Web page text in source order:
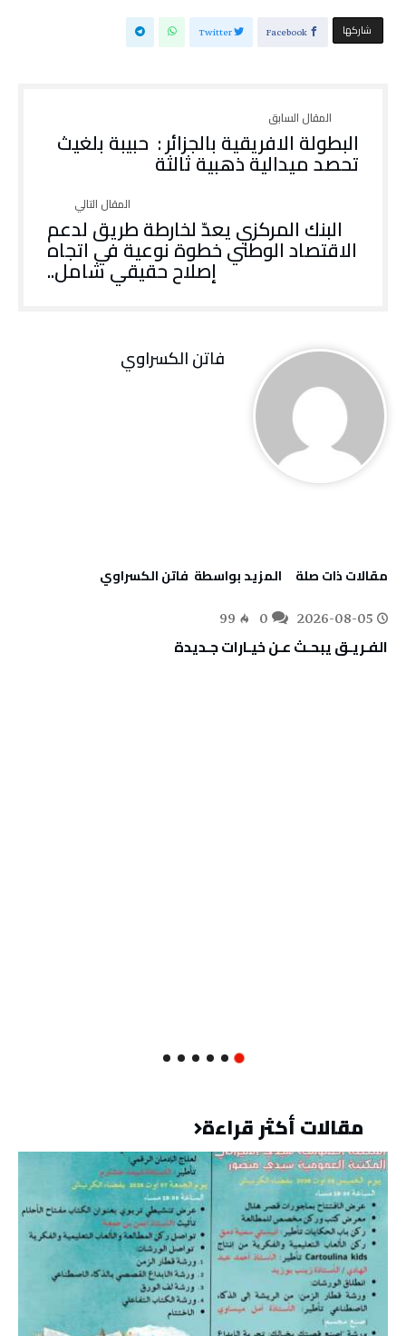
‫‫ شاركها‬ Facebook
Twitter
البطولة الافريقية بالجزائر : حبيبة بلغيث
تحصد ميدالية ذهبية ثالثة
البنك المركزي يعدّ لخارطة طريق لدعم
الاقتصاد الوطني خطوة نوعية في اتجاه
إصلاح حقيقي شامل..
فاتن ‬الكسراوي
‫مقالات ذات صلة‬ ‫‫المزيد بواسطة‬ ‬ فاتن ‬الكسراوي
2026-08-05
99
الفـريـق‭ ‬يبحـث‭ ‬عـن‭ ‬خيـارات‭ ‬جـديدة
مقالات أكثر قراءة